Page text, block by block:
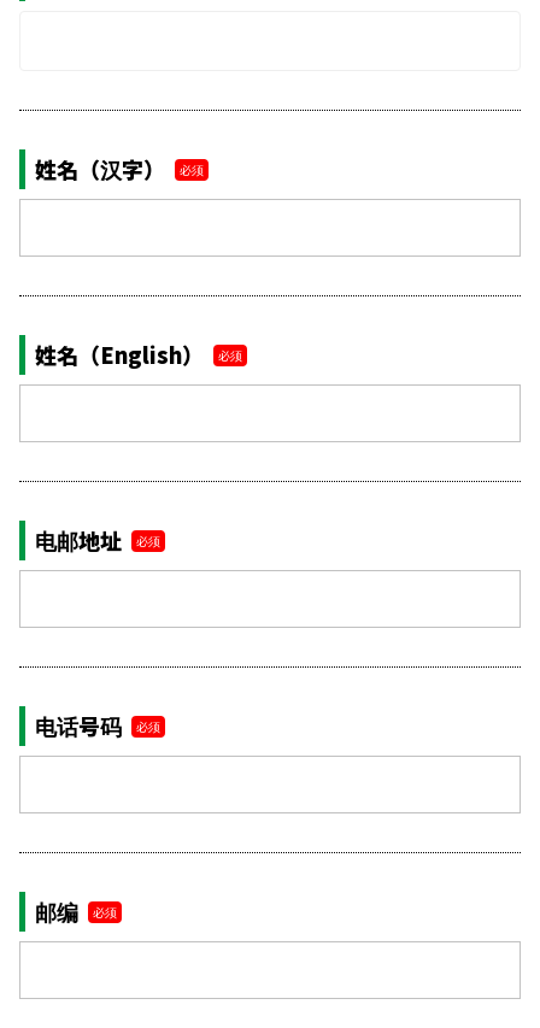
姓名（汉字） 必须
姓名（English） 必须
电邮地址 必须
电话号码 必须
邮编 必须